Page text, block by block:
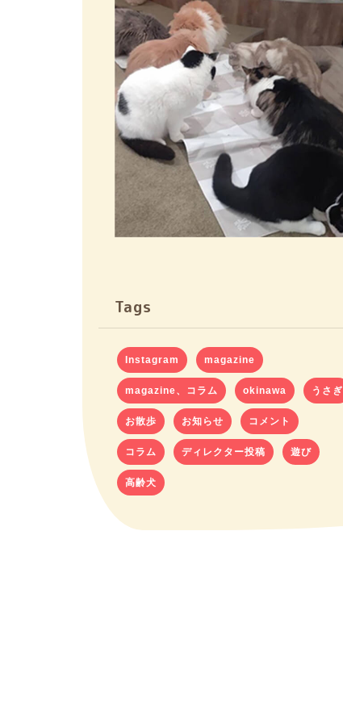
Tags
Instagram magazine
magazine、コラム okinawa うさぎ
お散歩 お知らせ コメント
コラム ディレクター投稿 遊び
高齢犬